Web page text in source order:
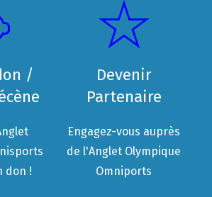
/
don !
Devenir
Partenaire
Engagez-vous auprès
de l'Anglet Olympique
Omniports